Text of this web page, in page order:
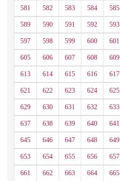
581 582 583 584 585
589 590 591 592 593
597 598 599 600 601
605 606 607 608 609
613 614 615 616 617
621 622 623 624 625
629 630 631 632 633
637 638 639 640 641
645 646 647 648 649
653 654 655 656 657
661 662 663 664 665